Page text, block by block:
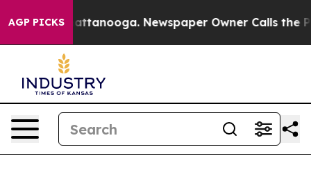
AGP PICKS
in Chattanooga. Newspaper Owner Calls the